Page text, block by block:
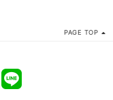
PAGE TOP